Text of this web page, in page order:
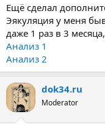
Ещё сделал
Эякуляция у меня
даже 1 раз в 3
Анализ 1
Анализ 2
dok34.ru
Moderator